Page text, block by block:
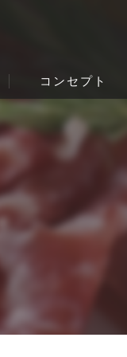
コンセプト